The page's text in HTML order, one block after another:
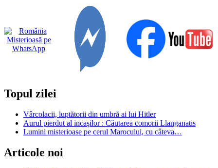
din
Malta
Topul zilei
Vârcolacii, luptătorii din umbră ai lui Hitler
Aurul pierdut al incașilor : Căutarea comorii Llanganatis
Lumini misterioase pe cerul Marocului, cu câteva…
Articole noi